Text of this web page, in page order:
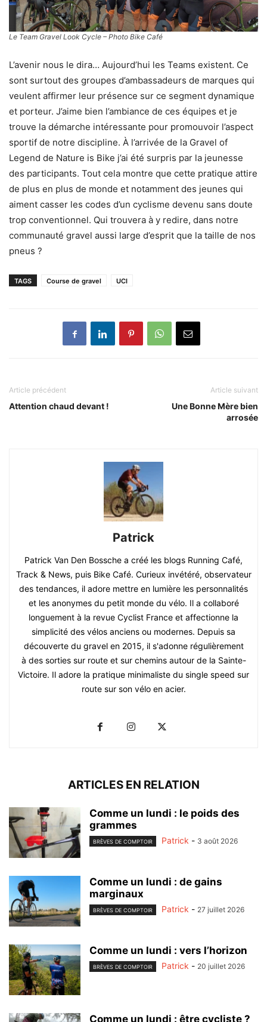
Le Team Gravel Look Cycle – Photo Bike Café
L’avenir nous le dira… Aujourd’hui les Teams existent. Ce
sont surtout des groupes d’ambassadeurs de marques qui
veulent affirmer leur présence sur ce segment dynamique
et porteur. J’aime bien l’ambiance de ces équipes et je
trouve la démarche intéressante pour promouvoir l’aspect
sportif de notre discipline. À l’arrivée de la Gravel of
Legend de Nature is Bike j’ai été surpris par la jeunesse
des participants. Tout cela montre que cette pratique attire
de plus en plus de monde et notamment des jeunes qui
aiment casser les codes d’un cyclisme devenu sans doute
trop conventionnel. Qui trouvera à y redire, dans notre
communauté gravel aussi large d’esprit que la taille de nos
pneus ?
TAGS Course de gravel UCI
Article précédent
Attention chaud devant !
Article suivant
Une Bonne Mère bien
arrosée
Patrick
Patrick Van Den Bossche a créé les blogs Running Café,
Track & News, puis Bike Café. Curieux invétéré, observateur
des tendances, il adore mettre en lumière les personnalités
et les anonymes du petit monde du vélo. Il a collaboré
longuement à la revue Cyclist France et affectionne la
simplicité des vélos anciens ou modernes. Depuis sa
découverte du gravel en 2015, il s'adonne régulièrement
à des sorties sur route et sur chemins autour de la Sainte-
Victoire. Il adore la pratique minimaliste du single speed sur
route sur son vélo en acier.
ARTICLES EN RELATION
Comme un lundi : le poids des
grammes
BRÈVES DE COMPTOIR Patrick - 3 août 2026
Comme un lundi : de gains
marginaux
BRÈVES DE COMPTOIR Patrick - 27 juillet 2026
Comme un lundi : vers l’horizon
BRÈVES DE COMPTOIR Patrick - 20 juillet 2026
Comme un lundi : être cycliste ?